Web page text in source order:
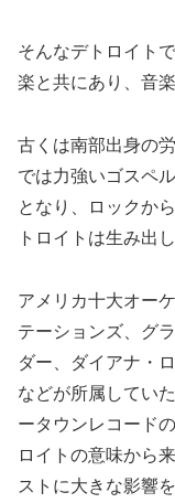
そんなデトロイト
楽と共にあり、音
古くは南部出身の
では力強いゴスペ
となり、ロックか
トロイトは生み出
アメリカ十大オー
テーションズ、グ
ダー、ダイアナ・
などが所属してい
ータウンレコード
ロイトの意味から
ストに大きな影響